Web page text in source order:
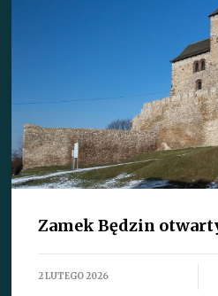
Zamek Będzin
2 LUTEGO 2026